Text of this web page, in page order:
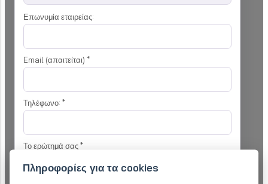
Πληροφορίες για τα cookies
Επωνυμία εταιρείας:
Email (απαιτείται) *
Τηλέφωνο: *
Το ερώτημά σας*